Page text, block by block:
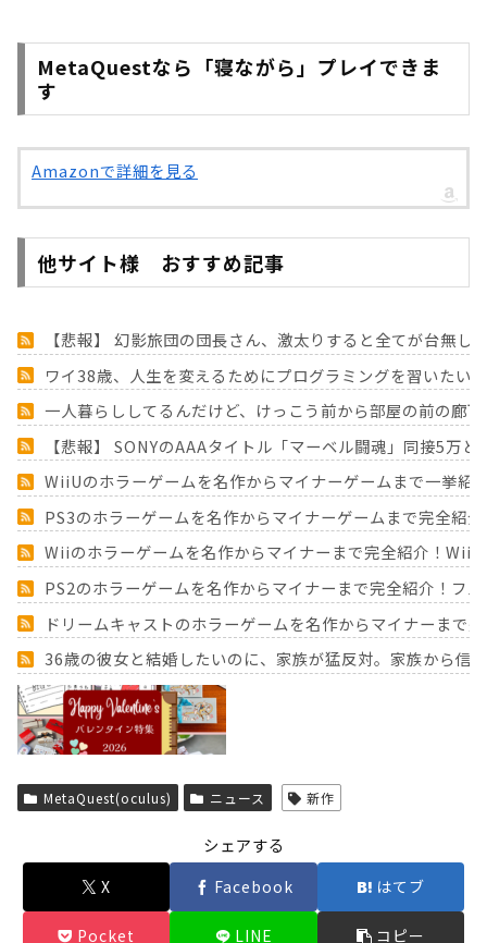
MetaQuestなら「寝ながら」プレイできま
す
Amazonで詳細を見る
他サイト様 おすすめ記事
【悲報】 幻影旅団の団長さん、激太りすると全てが台無し
ワイ38歳、人生を変えるためにプログラミングを習いたい
一人暮らししてるんだけど、けっこう前から部屋の前の廊
【悲報】 SONYのAAAタイトル「マーベル闘魂」同接5万と
WiiUのホラーゲームを名作からマイナーゲームまで一挙紹
PS3のホラーゲームを名作からマイナーゲームまで完全紹
Wiiのホラーゲームを名作からマイナーまで完全紹介！Wii
PS2のホラーゲームを名作からマイナーまで完全紹介！フ
ドリームキャストのホラーゲームを名作からマイナーまで
36歳の彼女と結婚したいのに、家族が猛反対。家族から信
Powered by livedoor 相互RSS
MetaQuest(oculus) ニュース 新作
シェアする
X Facebook はてブ
Pocket LINE コピー